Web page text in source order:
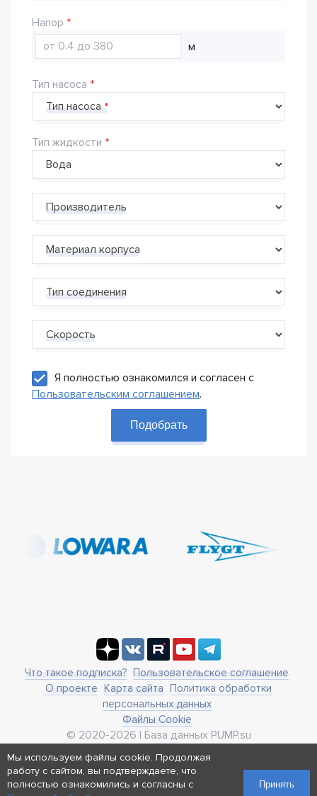
Напор
м
Тип насоса
Тип насоса
Тип жидкости
Производитель
Материал корпуса
Тип соединения
Скорость
Я полностью ознакомился и согласен с
Пользовательским соглашением.
Подобрать
Что такое подписка? Пользовательское соглашение
О проекте Карта сайта Политика обработки
персональных данных
Файлы Cookie
© 2020-2026 | База данных PUMP.su
г. Москва, ул. Ленинская Слобода 19
Реквизиты
Мы используем файлы cookie. Продолжая
работу с сайтом, вы подтверждаете, что
полностью ознакомились и согласны с
Принять